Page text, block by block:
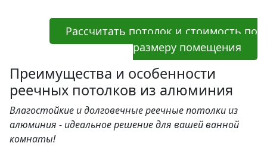
Рассчитать потолок и стоимость по
размеру помещения
Преимущества и особенности
реечных потолков из алюминия
Влагостойкие и долговечные реечные потолки из
алюминия - идеальное решение для вашей ванной
комнаты!